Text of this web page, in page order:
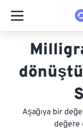
Aşağıya bir
değere